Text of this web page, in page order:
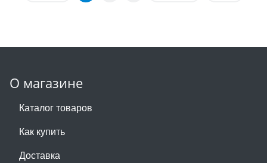
О магазине
Каталог товаров
Как купить
Доставка